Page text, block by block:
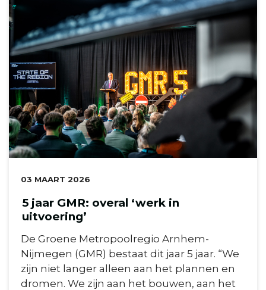
DATUM:
03 MAART 2026
5 jaar GMR: overal ‘werk in
uitvoering’
De Groene Metropoolregio Arnhem-
Nijmegen (GMR) bestaat dit jaar 5 jaar. “We
zijn niet langer alleen aan het plannen en
dromen. We zijn aan het bouwen, aan het